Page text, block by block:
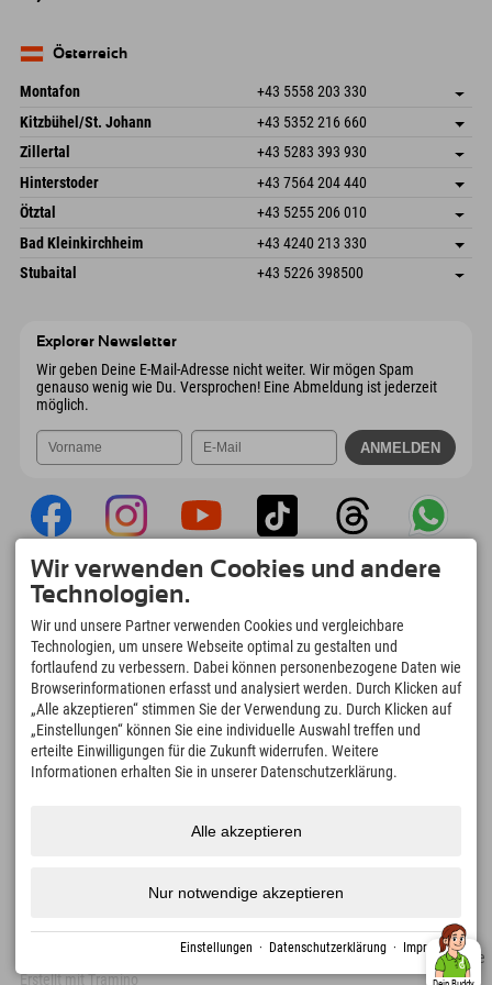
82490 Farchant
Deutschland
Österreich
Montafon +43 5558 203 330
Dorfstr. 127b
6793 Gaschurn/Montafon
Österreich
Adresse speichern
Anreiseinfos
Buchen
Kitzbühel/St. Johann +43 5352 216 660
Speckbacherstraße 87
Österreich
Adresse speichern
Buchen
Zillertal +43 5283 393 930
Schmiedau 2
6272 Kaltenbach im Zillertal
Österreich
Adresse speichern
Anreiseinfos
Buchen
Hinterstoder +43 7564 204 440
Freizeitpark 10
Österreich
Adresse speichern
Buchen
Ötztal +43 5255 206 010
Gscheat 14
6441 Umhausen
Österreich
Adresse speichern
Anreiseinfos
Buchen
Bad Kleinkirchheim +43 4240 213 330
Dorfstraße 24
Adresse speichern
Stubaital +43 5226 398500
Explorer Newsletter
Wir geben Deine E-Mail-Adresse nicht weiter. Wir mögen Spam
genauso wenig wie Du. Versprochen! Eine Abmeldung ist jederzeit
möglich.
Explorer App
Upload Deiner #ExplorerMoments, Mein
Explorer To Go mit Buchungsübersicht,
Bucketlist, Restaurantübersicht uvm. Jetzt
downloaden!
Zeit für Explorer Moments
166
Bergseen und Erlebnisbäder
4.634km
Pisten zum Skifahren und
97
Barrierefreiheit Presse Nachhaltigkeitszertifikate
Erstellt mit Tramino
Wir verwenden Cookies und andere
Technologien.
Wir und unsere Partner verwenden Cookies und vergleichbare
Technologien, um unsere Webseite optimal zu gestalten und
fortlaufend zu verbessern. Dabei können personenbezogene Daten wie
Browserinformationen erfasst und analysiert werden. Durch Klicken auf
„Alle akzeptieren“ stimmen Sie der Verwendung zu. Durch Klicken auf
„Einstellungen“ können Sie eine individuelle Auswahl treffen und
erteilte Einwilligungen für die Zukunft widerrufen. Weitere
Informationen erhalten Sie in unserer Datenschutzerklärung.
Alle akzeptieren
Nur notwendige akzeptieren
Einstellungen · Datenschutzerklärung · Impressum